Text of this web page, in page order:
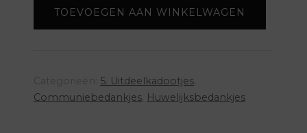
TOEVOEGEN AAN WINKELWAGEN
5. Uitdeelkadootjes
Communiebedankjes Huwelijksbedankjes